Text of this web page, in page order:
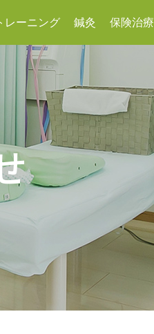
レーニング 鍼灸 保険治療